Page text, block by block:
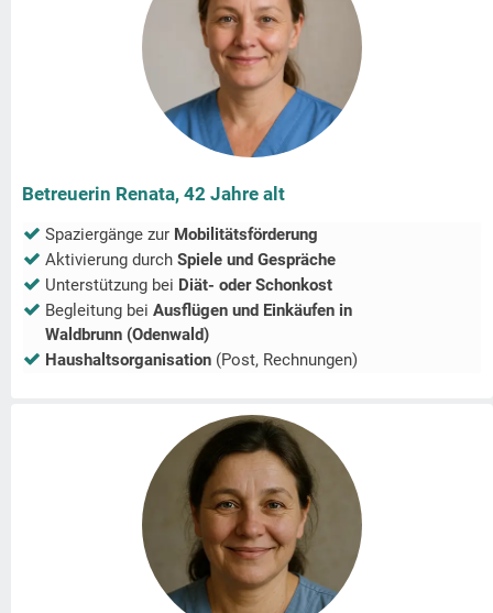
Betreuerin Renata, 42 Jahre alt
Spaziergänge zur Mobilitätsförderung
Aktivierung durch Spiele und Gespräche
Unterstützung bei Diät- oder Schonkost
Begleitung bei Ausflügen und Einkäufen in
Waldbrunn (Odenwald)
Haushaltsorganisation (Post, Rechnungen)